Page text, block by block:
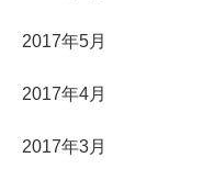
2017年5月
2017年4月
2017年3月